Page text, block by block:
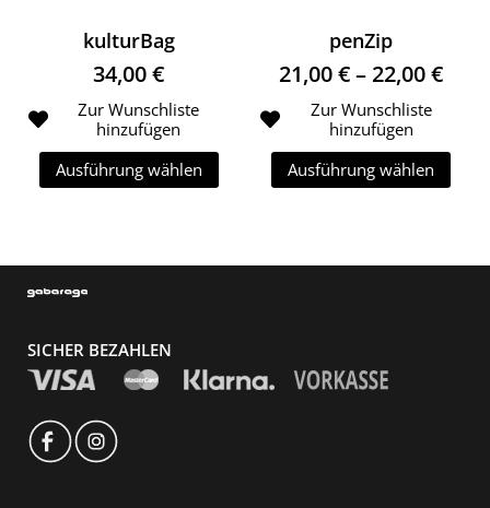
kulturBag
34,00€
Zur Wunschliste
hinzufügen
Ausführung wählen
penZip
21,00€–22,00€
Zur Wunschliste
hinzufügen
Ausführung wählen
SICHER BEZAHLEN